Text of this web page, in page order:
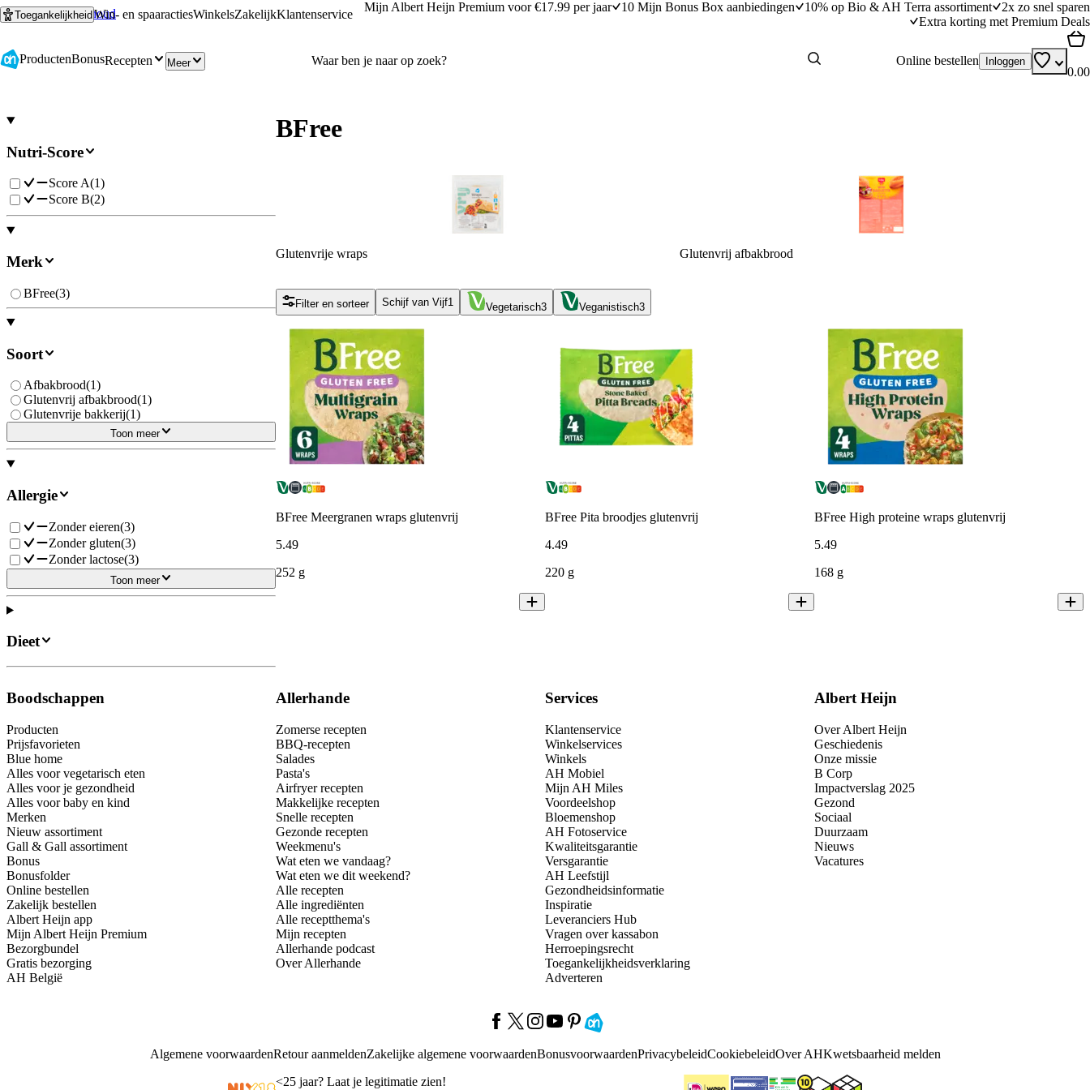
Ga naar hoofdinhoud
Ga naar zoeken
ToegankelijkheidWin- en spaaractiesWinkelsZakelijkKlantenservice
Mijn Albert Heijn Premium voor €17.99 per jaar 10 Mijn Bonus Box aanbiedingen 10% op Bio & AH Terra assortiment
2x zo snel sparen
Extra korting met Premium Deals
ProductenBonusRecepten Meer Online bestellen Inloggen
0.00
Nutri-Score
Score A(1)
Score B(2)
Merk
BFree(3)
Soort
Afbakbrood(1)
Glutenvrij afbakbrood(1)
Glutenvrije bakkerij(1)
Toon meer
Allergie
Zonder eieren(3)
Zonder gluten(3)
Zonder lactose(3)
Toon meer
Dieet
BFree
Glutenvrije wraps Glutenvrij afbakbrood
Filter en sorteer Schijf van Vijf1 Vegetarisch3 Veganistisch3
BFree Meergranen wraps glutenvrij
5.49
252 g
BFree Pita broodjes glutenvrij
4.49
220 g
BFree High proteine wraps glutenvrij
5.49
168 g
Boodschappen
Producten
Prijsfavorieten
Blue home
Alles voor vegetarisch eten
Alles voor je gezondheid
Alles voor baby en kind
Merken
Nieuw assortiment
Gall & Gall assortiment
Bonus
Bonusfolder
Online bestellen
Zakelijk bestellen
Albert Heijn app
Mijn Albert Heijn Premium
Bezorgbundel
Gratis bezorging
AH België
Allerhande
Zomerse recepten
BBQ-recepten
Salades
Pasta's
Airfryer recepten
Makkelijke recepten
Snelle recepten
Gezonde recepten
Weekmenu's
Wat eten we vandaag?
Wat eten we dit weekend?
Alle recepten
Alle ingrediënten
Alle receptthema's
Mijn recepten
Allerhande podcast
Over Allerhande
Services
Klantenservice
Winkelservices
Winkels
AH Mobiel
Mijn AH Miles
Voordeelshop
Bloemenshop
AH Fotoservice
Kwaliteitsgarantie
Versgarantie
AH Leefstijl
Gezondheidsinformatie
Inspiratie
Leveranciers Hub
Vragen over kassabon
Herroepingsrecht
Toegankelijkheidsverklaring
Adverteren
Albert Heijn
Over Albert Heijn
Geschiedenis
Onze missie
B Corp
Impactverslag 2025
Gezond
Sociaal
Duurzaam
Nieuws
Vacatures
Algemene voorwaardenRetour aanmeldenZakelijke algemene voorwaardenBonusvoorwaardenPrivacybeleidCookiebeleidOver AHKwetsbaarheid melden
<25 jaar? Laat je legitimatie zien!